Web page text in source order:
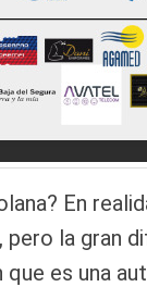
En
la gran
es una